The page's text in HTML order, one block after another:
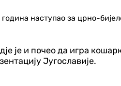
наступао за црно-
је и почео да игра
Југославије.